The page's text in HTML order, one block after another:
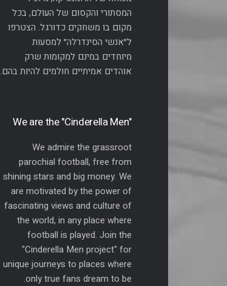
המסתורי והקסום של העולם, בכל
מקום בו משחקים כדורגל. הצטרפו
ל״אנשי הסינדרלה״ למסעות
מיוחדים במינם למקומות שרק
אוהדים אמיתיים חולמים להיות בהם.
"We are the "Cinderella Men
We admire the grassroot
parochial football, free from
shining stars and big money. We
are motivated by the power of
fascinating views and culture of
the world, in any place where
football is played. Join the
"Cinderella Men project" for
unique journeys to places where
only true fans dream to be.